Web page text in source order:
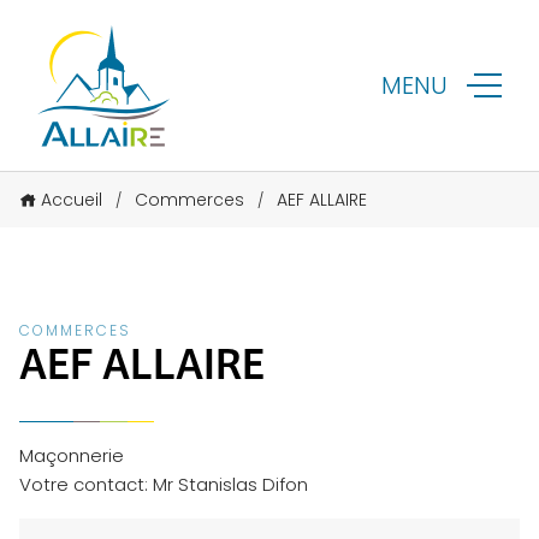
MENU
Accueil / Commerces / AEF ALLAIRE
COMMERCES
AEF ALLAIRE
Maçonnerie
Votre contact: Mr Stanislas Difon